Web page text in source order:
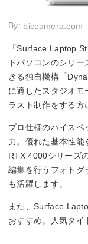
By: biccamera.com
「Surface Laptop
トパソコンのシリ
きる独自機構「
に適したスタジオモ
ラスト制作をする方
プロ仕様のハイス
力。優れた基本性
RTX 4000シリーズ
編集を行うフォトグ
も活躍します。
また、Surface
おすすめ。人気タイ